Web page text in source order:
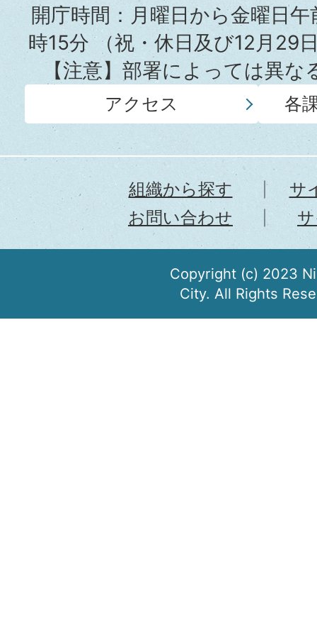
所
開庁時間：月曜日から金曜日
時15分（祝・休日及び12月29
【注意】部署によっては異
アクセス 各
組織から探す
サ
お問い合わせ
Copyright (c) 2023
City. All Rights